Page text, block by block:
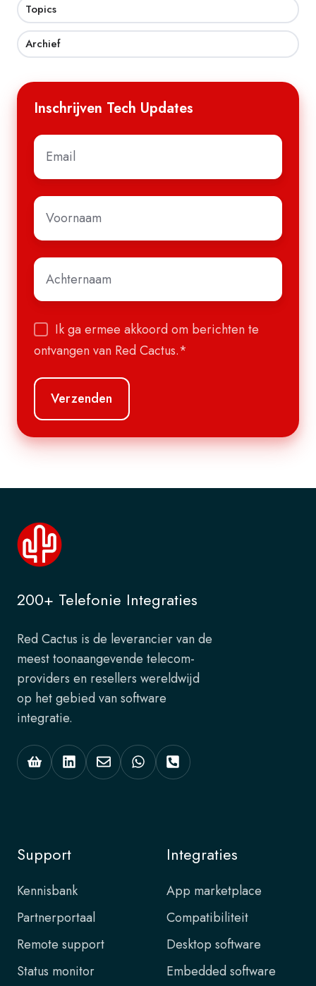
Topics
Archief
Inschrijven Tech Updates
E-
mail*
Voornaam
Achternaam
Ik ga ermee akkoord om berichten te
ontvangen van Red Cactus.*
200+ Telefonie Integraties
Red Cactus is de leverancier van de
meest toonaangevende telecom-
providers en resellers wereldwijd
op het gebied van software
integratie.
Support
Kennisbank
Partnerportaal
Remote support
Status monitor
Integraties
App marketplace
Compatibiliteit
Desktop software
Embedded software